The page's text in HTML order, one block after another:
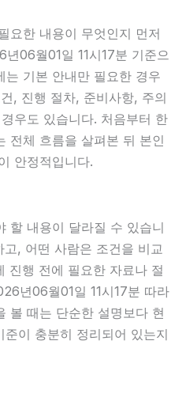
요한 내용이 무엇인지 먼저
06월01일 11시17분 기준으
는 기본 안내만 필요한 경우
, 진행 절차, 준비사항, 주의
우도 있습니다. 처음부터 한
전체 흐름을 살펴본 뒤 본인
안정적입니다.
할 내용이 달라질 수 있습니
, 어떤 사람은 조건을 비교
진행 전에 필요한 자료나 절
년06월01일 11시17분 따라
볼 때는 단순한 설명보다 현
이 충분히 정리되어 있는지